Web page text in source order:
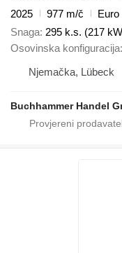
2025
977 m/č
Euro
Snaga 295 k.s. (217
Osovinska konfiguracija
Njemačka, Lübeck
Buchhammer Handel